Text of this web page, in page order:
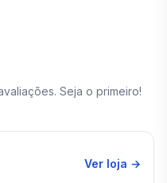
Seja o primeiro!
Ver loja →